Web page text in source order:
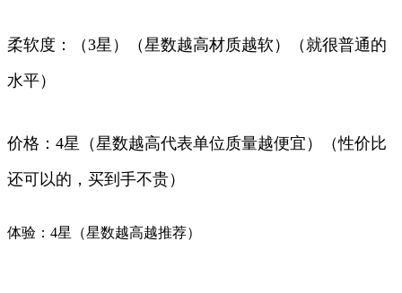
柔软度：（3星）（星数越高材质越软）（就很普通的
水平）
价格：4星（星数越高代表单位质量越便宜）（性价比
还可以的，买到手不贵）
体验：4星（星数越高越推荐）